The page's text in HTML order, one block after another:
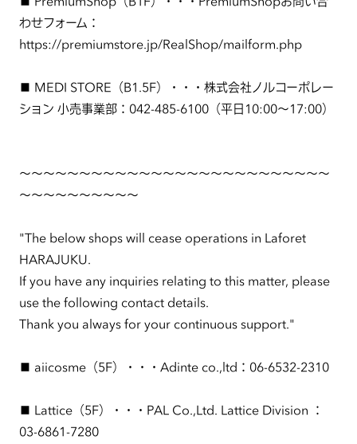
わせフォーム：
https://premiumstore.jp/RealShop/mailform.php
■ MEDI STORE（B1.5F）・・・株式会社ノルコーポレー
ション 小売事業部：042-485-6100（平日10:00～17:00）
～～～～～～～～～～～～～～～～～～～～～～～～～～
～～～～～～～～～～
"The below shops will cease operations in Laforet
HARAJUKU.
If you have any inquiries relating to this matter, please
use the following contact details.
Thank you always for your continuous support."
■ aiicosme（5F）・・・Adinte co.,ltd：06-6532-2310
■ Lattice（5F）・・・PAL Co.,Ltd. Lattice Division ：
03-6861-7280